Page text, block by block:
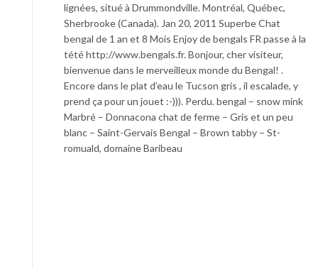
lignées, situé à Drummondville. Montréal, Québec,
Sherbrooke (Canada). Jan 20, 2011 Superbe Chat
bengal de 1 an et 8 Mois Enjoy de bengals FR passe à la
tété http://www.bengals.fr. Bonjour, cher visiteur,
bienvenue dans le merveilleux monde du Bengal! .
Encore dans le plat d’eau le Tucson gris , il escalade, y
prend ça pour un jouet :-))). Perdu. bengal – snow mink
Marbré – Donnacona chat de ferme – Gris et un peu
blanc – Saint-Gervais Bengal – Brown tabby – St-
romuald, domaine Baribeau